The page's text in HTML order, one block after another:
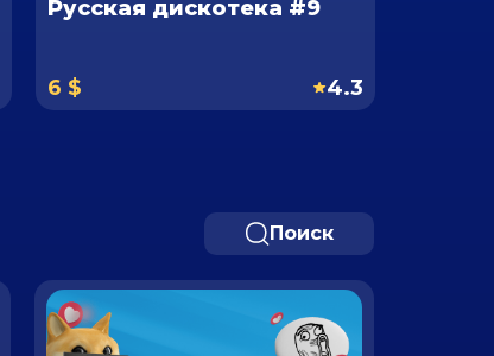
Русская дискотека #9
6 $ 4.3
Поиск